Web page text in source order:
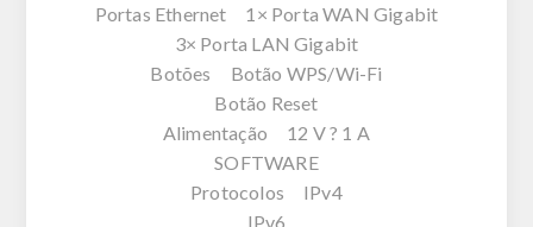
Portas Ethernet 1× Porta WAN Gigabit
3× Porta LAN Gigabit
Botões Botão WPS/Wi-Fi
Botão Reset
Alimentação 12 V ? 1 A
SOFTWARE
Protocolos IPv4
IPv6